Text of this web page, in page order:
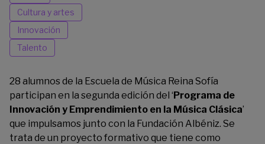
Cultura y artes
Innovación
Talento
28 alumnos de la Escuela de Música Reina Sofía
participan en la segunda edición del ‘Programa de
Innovación y Emprendimiento en la Música Clásica’
que impulsamos junto con la Fundación Albéniz. Se
trata de un proyecto formativo que tiene como